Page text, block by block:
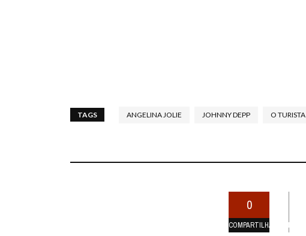
TAGS ANGELINA JOLIE JOHNNY DEPP O TURISTA
0
COMPARTILHAMENTOS